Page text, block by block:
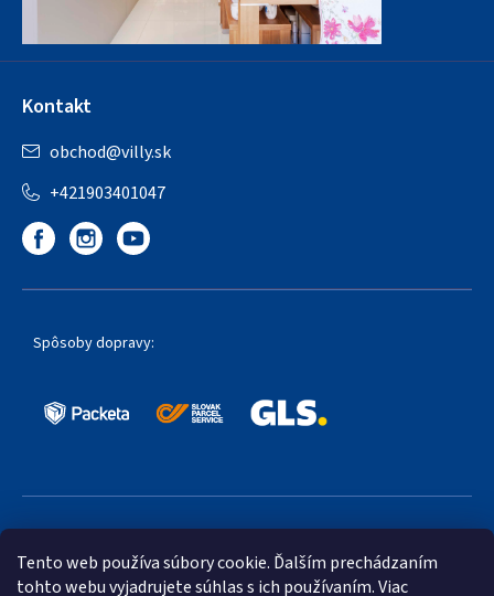
Tento web používa súbory cookie. Ďalším prechádzaním
tohto webu vyjadrujete súhlas s ich používaním. Viac
Kontakt
obchod@villy.sk
+421903401047
Spôsoby dopravy:
Obľúbené spôsoby platby: